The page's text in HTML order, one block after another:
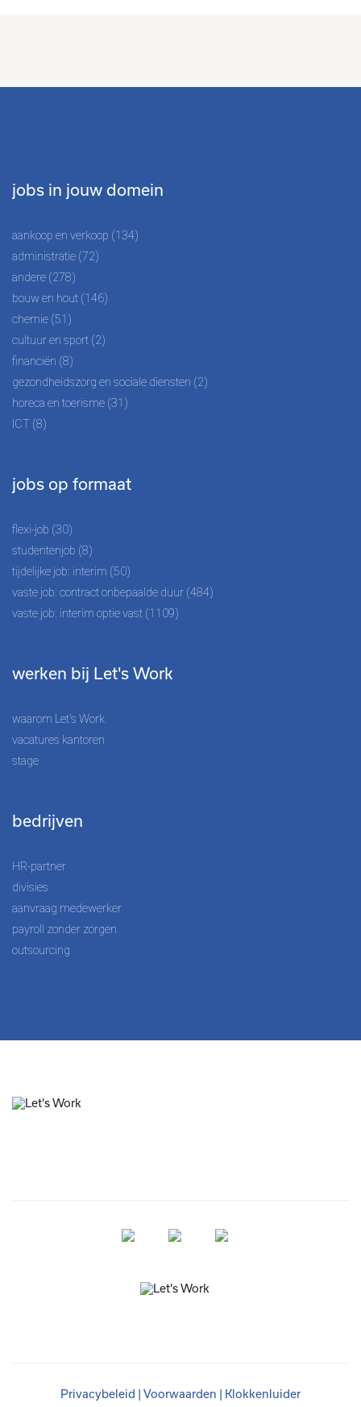
jobs in jouw domein
aankoop en verkoop (134)
administratie (72)
andere (278)
bouw en hout (146)
chemie (51)
cultuur en sport (2)
financiën (8)
gezondheidszorg en sociale diensten (2)
horeca en toerisme (31)
ICT (8)
jobs op formaat
flexi-job (30)
studentenjob (8)
tijdelijke job: interim (50)
vaste job: contract onbepaalde duur (484)
vaste job: interim optie vast (1109)
werken bij Let's Work
waarom Let's Work
vacatures kantoren
stage
bedrijven
HR-partner
divisies
aanvraag medewerker
payroll zonder zorgen
outsourcing
Privacybeleid | Voorwaarden | Klokkenluider